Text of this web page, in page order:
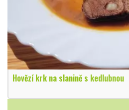
Hovězí krk na slanině s kedlubnou